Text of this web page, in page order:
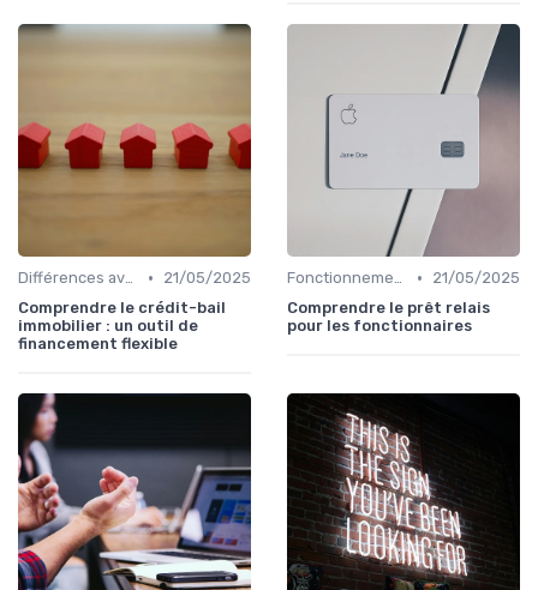
Différences avec d'autres prêts immobiliers •
21/05/2025
Comprendre le crédit-bail
immobilier : un outil de
financement flexible
Fonctionnement du prêt relais •
21/05/2025
Comprendre le prêt relais
pour les fonctionnaires